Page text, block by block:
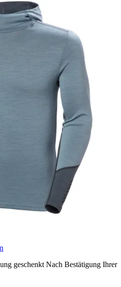
geschenkt Nach Bestätigung Ihrer